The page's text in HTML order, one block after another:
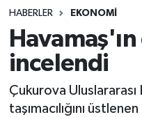
HABERLER EKONOMİ
incelendi
Çukurova Uluslararası
taşımacılığını
Rize Jandarma
Bilim Teknoloji
Süper Lig Puan
Tüm Manşetler